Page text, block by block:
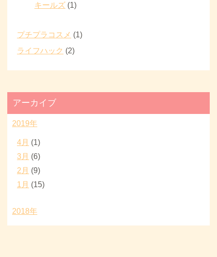
キールズ (1)
プチプラコスメ (1)
ライフハック (2)
アーカイブ
2019年
4月 (1)
3月 (6)
2月 (9)
1月 (15)
2018年